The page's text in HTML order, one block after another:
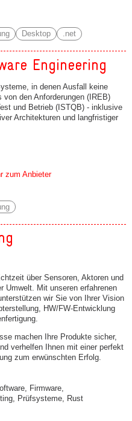
Desktop .net
Engineering
in denen Ausfall keine
den Anforderungen (IREB)
und Betrieb (ISTQB) - inklusive
Architekturen und langfristiger
zum Anbieter
über Sensoren, Aktoren und
Umwelt. Mit unseren erfahrenen
wir Sie von Ihrer Vision
HW/FW-Entwicklung
machen Ihre Produkte sicher,
verhelfen Ihnen mit einer perfekt
zum erwünschten Erfolg.
Firmware,
Prüfsysteme, Rust